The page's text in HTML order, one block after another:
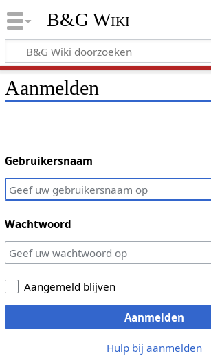
B&G Wiki
Aanmelden
Gebruikersnaam
Wachtwoord
Aangemeld blijven
Aanmelden
Hulp bij aanmelden